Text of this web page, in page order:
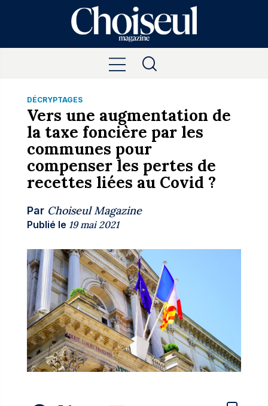
DÉCRYPTAGES
Vers une augmentation de
la taxe foncière par les
communes pour
compenser les pertes de
recettes liées au Covid ?
Par Choiseul Magazine
Publié le 19 mai 2021